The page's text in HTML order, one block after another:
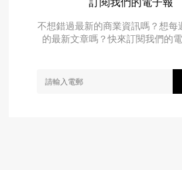
不想錯過最新的商業資訊嗎？想每
的最新文章嗎？快來訂閱我們的